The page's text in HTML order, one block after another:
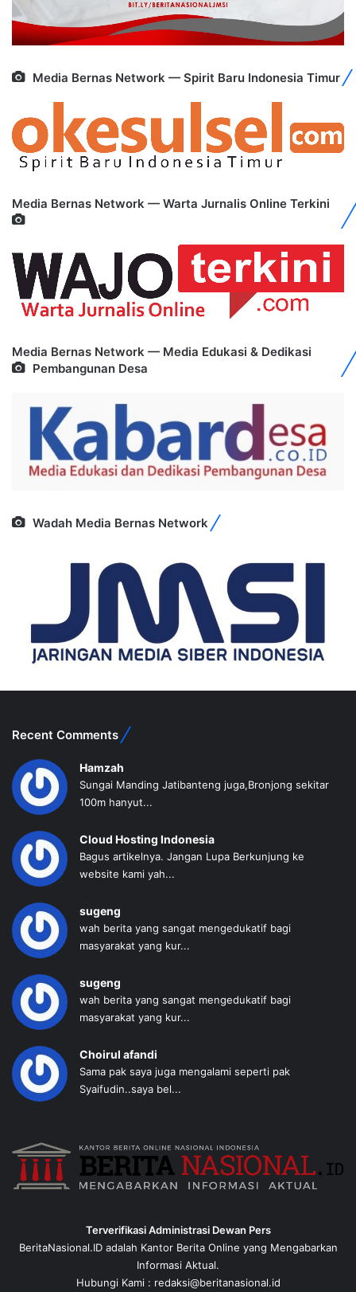
Media Bernas Network — Spirit Baru Indonesia Timur
Media Bernas Network — Warta Jurnalis Online Terkini
Media Bernas Network — Media Edukasi & Dedikasi
Pembangunan Desa
Wadah Media Bernas Network
Recent Comments
Hamzah
Sungai Manding Jatibanteng juga,Bronjong sekitar
100m hanyut...
Cloud Hosting Indonesia
Bagus artikelnya. Jangan Lupa Berkunjung ke
website kami yah...
sugeng
wah berita yang sangat mengedukatif bagi
masyarakat yang kur...
sugeng
wah berita yang sangat mengedukatif bagi
masyarakat yang kur...
Choirul afandi
Sama pak saya juga mengalami seperti pak
Syaifudin..saya bel...
Terverifikasi Administrasi Dewan Pers
BeritaNasional.ID adalah Kantor Berita Online yang Mengabarkan
Informasi Aktual.
Hubungi Kami : redaksi@beritanasional.id